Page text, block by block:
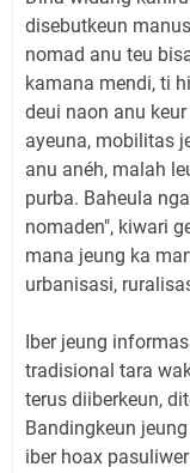
disebutkeun
nomad anu teu
kamana mendi, ti
deui naon anu
ayeuna, mobilitas
anu anéh, malah
purba. Baheula
nomaden", kiwari
mana jeung ka
urbanisasi,
Iber jeung
tradisional tara
terus diiberkeun,
Bandingkeun
iber hoax